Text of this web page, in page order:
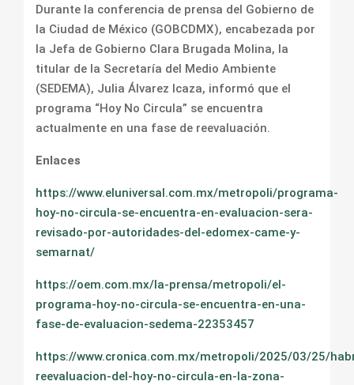
Durante la conferencia de prensa del Gobierno de
la Ciudad de México (GOBCDMX), encabezada por
la Jefa de Gobierno Clara Brugada Molina, la
titular de la Secretaría del Medio Ambiente
(SEDEMA), Julia Álvarez Icaza, informó que el
programa “Hoy No Circula” se encuentra
actualmente en una fase de reevaluación.
Enlaces
https://www.eluniversal.com.mx/metropoli/programa-
hoy-no-circula-se-encuentra-en-evaluacion-sera-
revisado-por-autoridades-del-edomex-came-y-
semarnat/
https://oem.com.mx/la-prensa/metropoli/el-
programa-hoy-no-circula-se-encuentra-en-una-
fase-de-evaluacion-sedema-22353457
https://www.cronica.com.mx/metropoli/2025/03/25/
reevaluacion-del-hoy-no-circula-en-la-zona-